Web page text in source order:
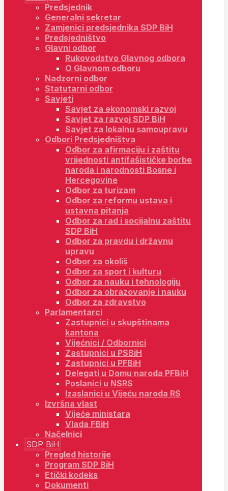
Predsjednik
Generalni sekretar
Zamjenici predsjednika SDP BiH
Predsjedništvo
Glavni odbor
Rukovodstvo Glavnog odbora
O Glavnom odboru
Nadzorni odbor
Statutarni odbor
Savjeti
Savjet za ekonomski razvoj
Savjet za razvoj SDP BiH
Savjet za lokalnu samoupravu
Odbori Predsjedništva
Odbor za afirmaciju i zaštitu
vrijednosti antifašističke borbe
naroda i narodnosti Bosne i
Hercegovine
Odbor za turizam
Odbor za reformu ustava i
ustavna pitanja
Odbor za rad i socijalnu zaštitu
SDP BiH
Odbor za pravdu i državnu
upravu
Odbor za okoliš
Odbor za sport i kulturu
Odbor za nauku i tehnologiju
Odbor za obrazovanje i nauku
Odbor za zdravstvo
Parlamentarci
Zastupnici u skupštinama
kantona
Vijećnici / Odbornici
Zastupnici u PSBiH
Zastupnici u PFBiH
Delegati u Domu naroda PFBiH
Poslanici u NSRS
Izaslanici u Vijeću naroda RS
Izvršna vlast
Vijeće ministara
Vlada FBiH
Načelnici
SDP BiH
Pregled historije
Program SDP BiH
Etički kodeks
Dokumenti